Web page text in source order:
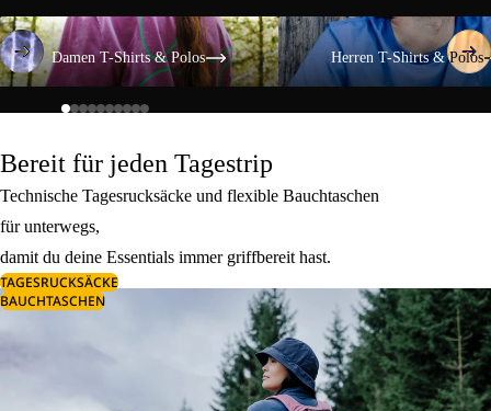
Damen T-Shirts & Polos
Damen T-Shirts & Polos
Herren T-Shirts & Polos
Herren T-Shirts & Polos
Bereit für jeden Tagestrip
Technische Tagesrucksäcke und flexible Bauchtaschen
für unterwegs,
damit du deine Essentials immer griffbereit hast.
TAGESRUCKSÄCKE
BAUCHTASCHEN